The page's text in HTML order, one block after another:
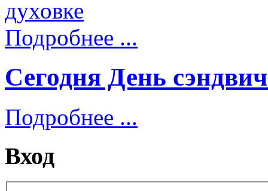
Подробнее ...
Сегодня День
Подробнее ...
Вход